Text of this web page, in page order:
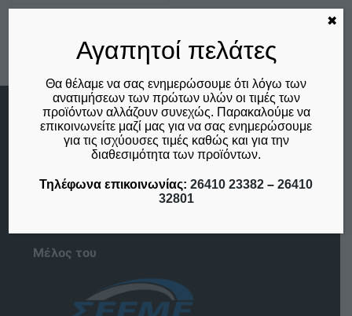
Menu
Αρχική
Η Εταιρία
Επικοινωνία
Ο λογαριασμός μου
Μέλος του
Αγαπητοί πελάτες
Θα θέλαμε να σας ενημερώσουμε ότι λόγω των
ανατιμήσεων των πρώτων υλών οι τιμές των
προϊόντων αλλάζουν συνεχώς. Παρακαλούμε να
επικοινωνείτε μαζί μας για να σας ενημερώσουμε
για τις ισχύουσες τιμές καθώς και για την
διαθεσιμότητα των προϊόντων.
Τηλέφωνα επικοινωνίας: 26410 23382 – 26410
32801
✖